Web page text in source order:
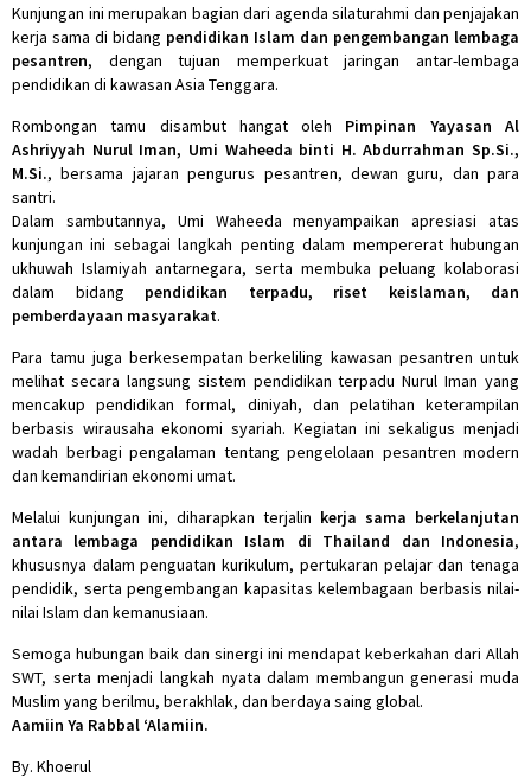
Kunjungan ini merupakan bagian dari agenda silaturahmi dan penjajakan
kerja sama di bidang pendidikan Islam dan pengembangan lembaga
pesantren, dengan tujuan memperkuat jaringan antar-lembaga
pendidikan di kawasan Asia Tenggara.
Rombongan tamu disambut hangat oleh Pimpinan Yayasan Al
Ashriyyah Nurul Iman, Umi Waheeda binti H. Abdurrahman Sp.Si.,
M.Si., bersama jajaran pengurus pesantren, dewan guru, dan para
santri.
Dalam sambutannya, Umi Waheeda menyampaikan apresiasi atas
kunjungan ini sebagai langkah penting dalam mempererat hubungan
ukhuwah Islamiyah antarnegara, serta membuka peluang kolaborasi
dalam bidang pendidikan terpadu, riset keislaman, dan
pemberdayaan masyarakat.
Para tamu juga berkesempatan berkeliling kawasan pesantren untuk
melihat secara langsung sistem pendidikan terpadu Nurul Iman yang
mencakup pendidikan formal, diniyah, dan pelatihan keterampilan
berbasis wirausaha ekonomi syariah. Kegiatan ini sekaligus menjadi
wadah berbagi pengalaman tentang pengelolaan pesantren modern
dan kemandirian ekonomi umat.
Melalui kunjungan ini, diharapkan terjalin kerja sama berkelanjutan
antara lembaga pendidikan Islam di Thailand dan Indonesia,
khususnya dalam penguatan kurikulum, pertukaran pelajar dan tenaga
pendidik, serta pengembangan kapasitas kelembagaan berbasis nilai-
nilai Islam dan kemanusiaan.
Semoga hubungan baik dan sinergi ini mendapat keberkahan dari Allah
SWT, serta menjadi langkah nyata dalam membangun generasi muda
Muslim yang berilmu, berakhlak, dan berdaya saing global.
Aamiin Ya Rabbal ‘Alamiin.
By. Khoerul